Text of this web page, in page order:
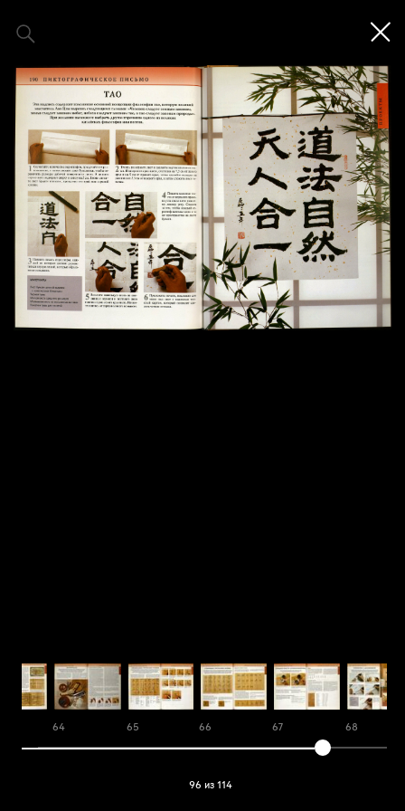
64 65 66 67 68
96 из 114